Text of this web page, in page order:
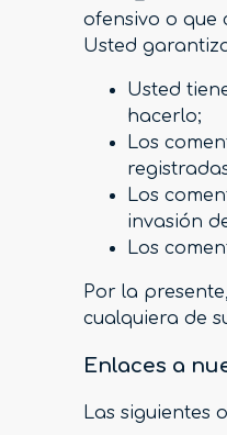
ofensivo o que
Usted
Usted
hacerlo;
Los
Los
invasión
Los
Por la
cualquiera de
Enlaces a
Las siguientes